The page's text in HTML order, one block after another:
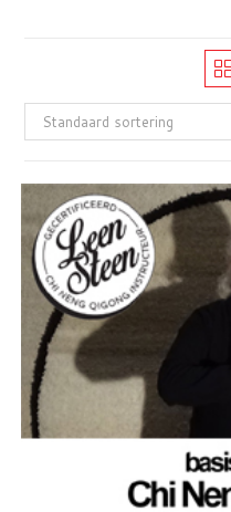
Standaard sortering